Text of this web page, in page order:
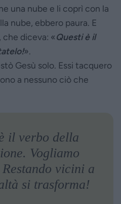
una nube e li coprì con la
nube, ebbero paura. E
che diceva: «Questi è il
».
Gesù solo. Essi tacquero
a nessuno ciò che
il verbo della
Vogliamo
vicini a
si trasforma!